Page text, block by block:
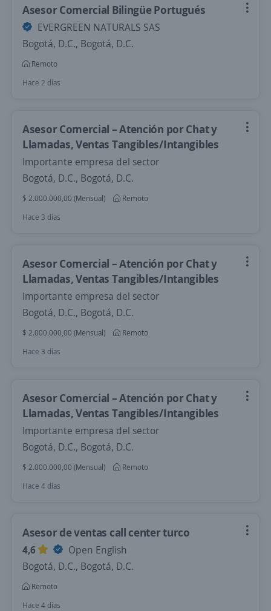
Asesor Comercial Bilingüe Portugués
EVERGREEN NATURALS SAS
Bogotá, D.C., Bogotá, D.C.
Remoto
Hace 2 días
Asesor Comercial – Atención por Chat y
Llamadas, Ventas Tangibles/Intangibles
Importante empresa del sector
Bogotá, D.C., Bogotá, D.C.
$ 2.000.000,00 (Mensual)
Remoto
Hace 3 días
Asesor Comercial – Atención por Chat y
Llamadas, Ventas Tangibles/Intangibles
Importante empresa del sector
Bogotá, D.C., Bogotá, D.C.
$ 2.000.000,00 (Mensual)
Remoto
Hace 3 días
Asesor Comercial – Atención por Chat y
Llamadas, Ventas Tangibles/Intangibles
Importante empresa del sector
Bogotá, D.C., Bogotá, D.C.
$ 2.000.000,00 (Mensual)
Remoto
Hace 4 días
Asesor de ventas call center turco
4,6
Open English
Bogotá, D.C., Bogotá, D.C.
Remoto
Hace 4 días